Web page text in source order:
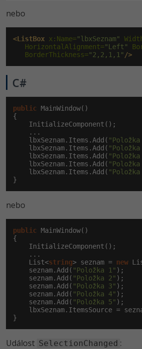
nebo
<ListBox x:Name="lbxSeznam"
   HorizontalAlignment=
"Left"
   BorderThickness=
"2,2,1,1" />
C#
public MainWindow()
{
    InitializeComponent();
    ...
    lbxSeznam.Items.Add(
    lbxSeznam.Items.Add(
    lbxSeznam.Items.Add(
    lbxSeznam.Items.Add(
    lbxSeznam.Items.Add(
}
nebo
public MainWindow()
{
    InitializeComponent();
    ...
    List<
string> seznam = new
    seznam.Add(
"Položka 1" );
    seznam.Add(
"Položka 2" );
    seznam.Add(
"Položka 3" );
    seznam.Add(
"Položka 4" );
    seznam.Add(
"Položka 5" );
lbxSeznam.ItemsSource =
}
Událost SelectionChanged :